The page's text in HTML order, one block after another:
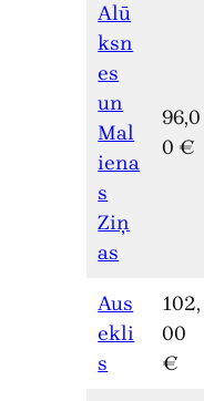
Alū
ksn
es
un
Mal
iena
s
Ziņ
as
96,0
0 €
Aus
ekli
s
102,
00
€